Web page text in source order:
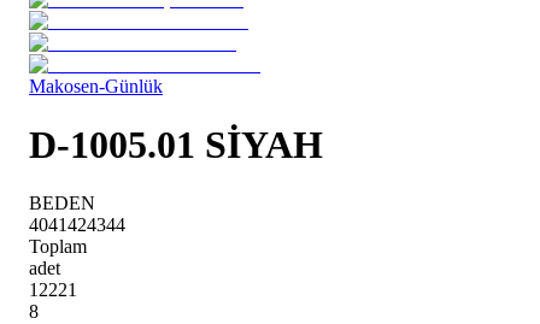
Makosen-Günlük
D-1005.01 SİYAH
BEDEN
4041424344
Toplam
adet
12221
8